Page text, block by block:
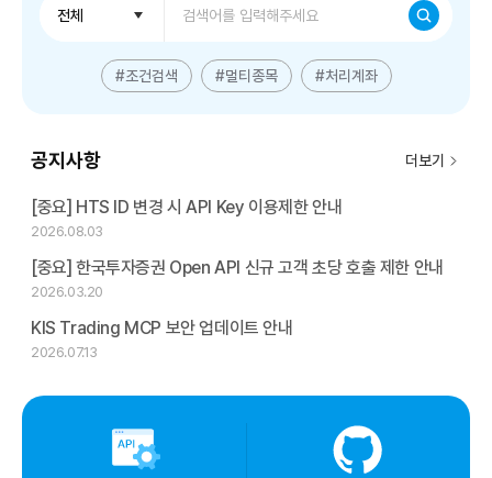
전체
검색
#조건검색 #멀티종목 #처리계좌
공지사항
[중요] HTS ID 변경 시 API Key 이용제한 안내
2026.08.03
[중요] 한국투자증권 Open API 신규 고객 초당 호출 제한 안내
2026.03.20
KIS Trading MCP 보안 업데이트 안내
2026.07.13
더보기